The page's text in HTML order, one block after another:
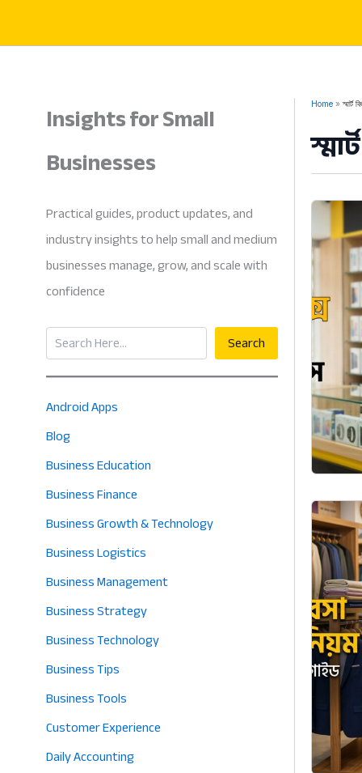
content
Insights for Small
Businesses
Practical guides, product updates, and
industry insights to help small and medium
businesses manage, grow, and scale with
confidence
Search Search
Android Apps
Blog
Business Education
Business Finance
Business Growth & Technology
Business Logistics
Business Management
Business Strategy
Business Technology
Business Tips
Business Tools
Customer Experience
Daily Accounting
Home স্মার্ট